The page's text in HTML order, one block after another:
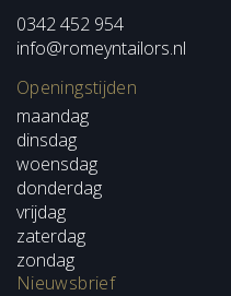
0342 452 954
info@romeyntailors.nl
Openingstijden
maandag
dinsdag
woensdag
donderdag
vrijdag
zaterdag
zondag
Nieuwsbrief